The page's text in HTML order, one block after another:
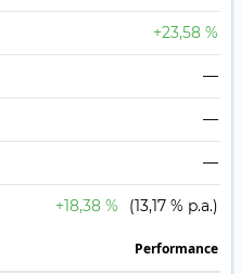
+23,58 %
—
—
—
+18,38 % (13,17 % p.a.)
Perfor­mance